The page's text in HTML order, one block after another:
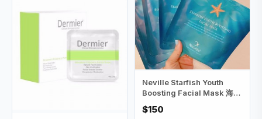
Neville Starfish Youth
Boosting Facial Mask 海星
膠原肌底再生面膜(5片)
$150